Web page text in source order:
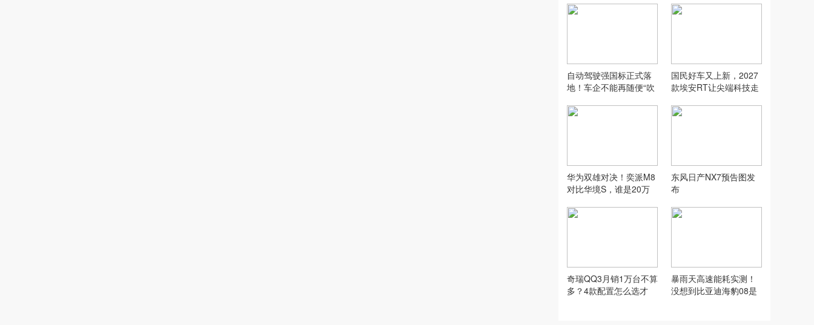
自动驾驶强国标正式落
地！车企不能再随便“吹
国民好车又上新，2027
款埃安RT让尖端科技走
华为双雄对决！奕派M8
对比华境S，谁是20万
东风日产NX7预告图发
布
奇瑞QQ3月销1万台不算
多？4款配置怎么选才
暴雨天高速能耗实测！
没想到比亚迪海豹08是